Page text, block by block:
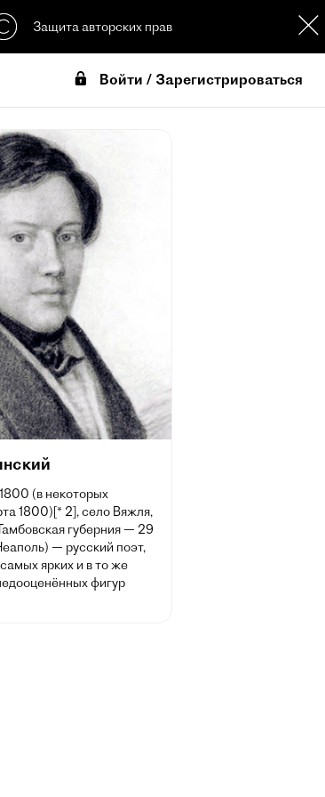
Защита авторских прав
Войти / Зарегистрироваться
(в некоторых
1800)[* 2], село Вяжля,
губерния — 29
— русский поэт,
ярких и в то же
фигур